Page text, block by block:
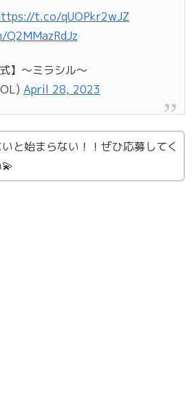
t.co/qUOPkr2wJZ
】～ミラシル～
April 28, 2023
と始まらない！！ぜひ応募してく